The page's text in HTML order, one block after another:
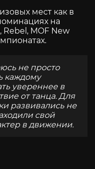
мест как в
на
MOF New
не просто
каждому
увереннее в
от танца. Для
развивались не
свой
в движении.